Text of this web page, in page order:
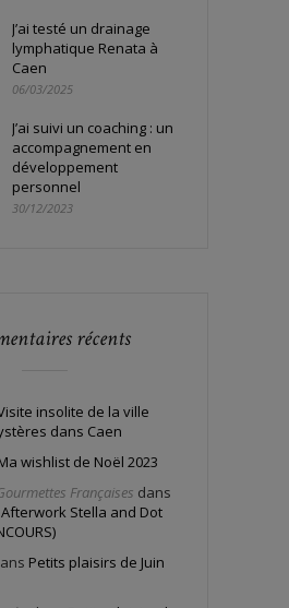
J’ai testé un drainage
lymphatique Renata à
Caen
06/03/2025
J’ai suivi un coaching : un
accompagnement en
développement
personnel
30/12/2023
récents
insolite de la ville
dans Caen
wishlist de Noël 2023
Françaises dans
Stella and Dot
Petits plaisirs de Juin